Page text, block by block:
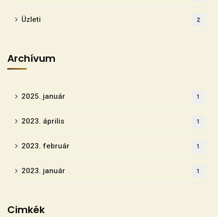
Üzleti 2
Archívum
2025. január 1
2023. április 1
2023. február 1
2023. január 1
Cimkék